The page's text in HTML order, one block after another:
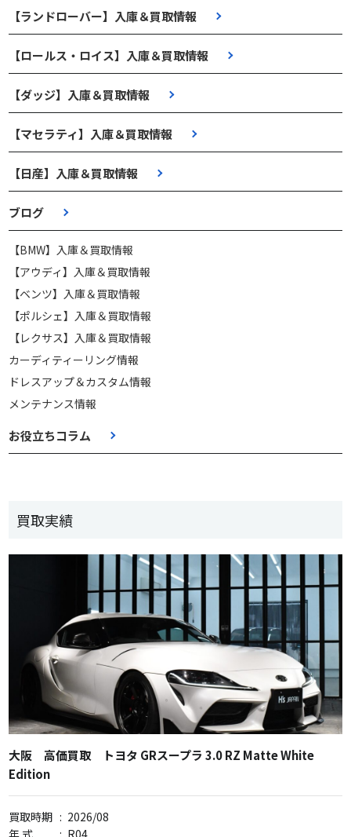
【ランドローバー】入庫＆買取情報
【ロールス・ロイス】入庫＆買取情報
【ダッジ】入庫＆買取情報
【マセラティ】入庫＆買取情報
【日産】入庫＆買取情報
ブログ
【BMW】入庫＆買取情報
【アウディ】入庫＆買取情報
【ベンツ】入庫＆買取情報
【ポルシェ】入庫＆買取情報
【レクサス】入庫＆買取情報
カーディティーリング情報
ドレスアップ＆カスタム情報
メンテナンス情報
お役立ちコラム
買取実績
大阪 高価買取 トヨタ GRスープラ 3.0 RZ Matte White
Edition
買取時期 : 2026/08
年 式
: R04